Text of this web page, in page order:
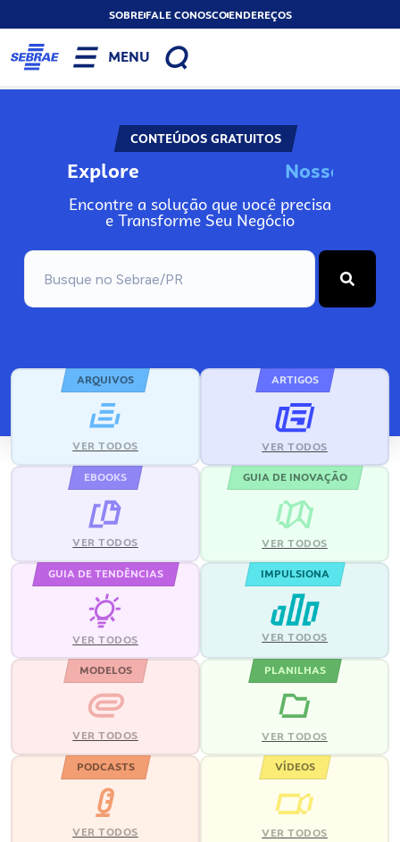
SOBREFALE CONOSCOENDEREÇOS
MENU
CONTEÚDOS GRATUITOS
Explore No
Encontre a solução que você precisa
e Transforme Seu Negócio
ARQUIVOS
VER TODOS
ARTIGOS
VER TODOS
EBOOKS
VER TODOS
GUIA DE INOVAÇÃO
VER TODOS
GUIA DE TENDÊNCIAS
VER TODOS
IMPULSIONA
VER TODOS
MODELOS
VER TODOS
PLANILHAS
VER TODOS
PODCASTS
VER TODOS
VÍDEOS
VER TODOS